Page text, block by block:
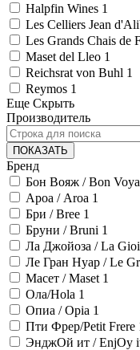
Halpfin Wines 1
Les Celliers Jean
Les Grands Chais de
Maset del Lleo 1
Reichsrat von Buhl 1
Reymos 1
Еще Скрыть
Производитель
ПОКАЗАТЬ
Бренд
Бон Вояж / Bon
Ароа / Aroa 1
Бри / Bree 1
Бруни / Bruni 1
Ла Джойоза / La
Ле Гран Нуар / Le
Масет / Maset 1
Ола/Hola 1
Опиа / Opia 1
Пти Фрер/Petit Frere
ЭнджОй ит / EnjOy